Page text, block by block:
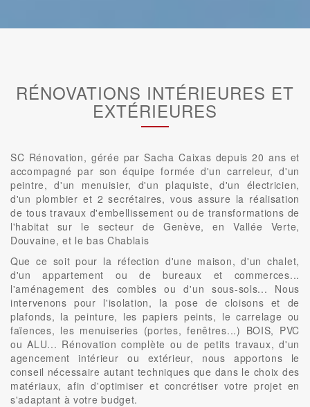
RÉNOVATIONS INTÉRIEURES ET
EXTÉRIEURES
SC Rénovation, gérée par Sacha Caixas depuis 20 ans et
accompagné par son équipe formée d'un carreleur, d'un
peintre, d'un menuisier, d'un plaquiste, d'un électricien,
d'un plombier et 2 secrétaires, vous assure la réalisation
de tous travaux d'embellissement ou de transformations de
l'habitat sur le secteur de Genève, en Vallée Verte,
Douvaine, et le bas Chablais
Que ce soit pour la réfection d'une maison, d'un chalet,
d'un appartement ou de bureaux et commerces...
l'aménagement des combles ou d'un sous-sols... Nous
intervenons pour l'isolation, la pose de cloisons et de
plafonds, la peinture, les papiers peints, le carrelage ou
faïences, les menuiseries (portes, fenêtres...) BOIS, PVC
ou ALU... Rénovation complète ou de petits travaux, d'un
agencement intérieur ou extérieur, nous apportons le
conseil nécessaire autant techniques que dans le choix des
matériaux, afin d'optimiser et concrétiser votre projet en
s'adaptant à votre budget.